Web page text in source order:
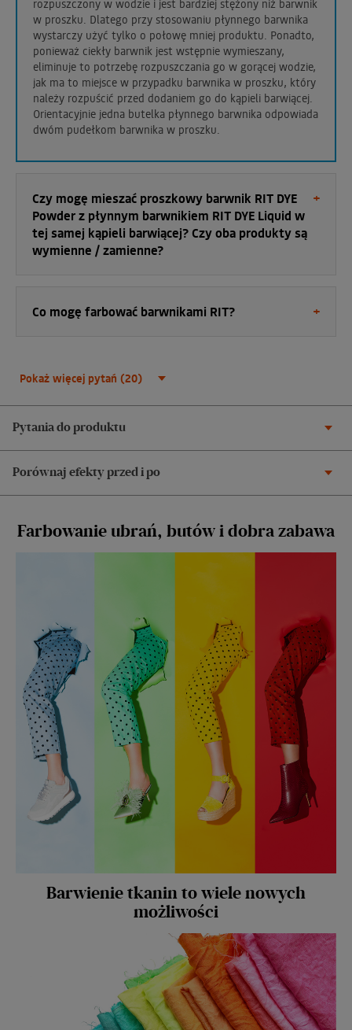
rozpuszczony w wodzie i jest bardziej stężony niż barwnik
w proszku. Dlatego przy stosowaniu płynnego barwnika
wystarczy użyć tylko o połowę mniej produktu. Ponadto,
ponieważ ciekły barwnik jest wstępnie wymieszany,
eliminuje to potrzebę rozpuszczania go w gorącej wodzie,
jak ma to miejsce w przypadku barwnika w proszku, który
należy rozpuścić przed dodaniem go do kąpieli barwiącej.
Orientacyjnie jedna butelka płynnego barwnika odpowiada
dwóm pudełkom barwnika w proszku.
Czy mogę mieszać proszkowy barwnik RIT DYE
Powder z płynnym barwnikiem RIT DYE Liquid w
tej samej kąpieli barwiącej? Czy oba produkty są
wymienne / zamienne?
Co mogę farbować barwnikami RIT?
Pokaż więcej pytań (20)
Pytania do produktu
Porównaj efekty przed i po
Farbowanie ubrań, butów i dobra zabawa
Barwienie tkanin to wiele nowych
możliwości